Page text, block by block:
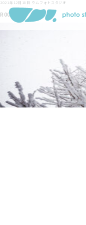
2021年12月18日 ウムフォトスタジオ
R0000338